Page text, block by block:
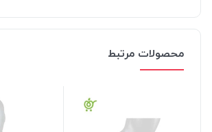
محصولات مرتبط